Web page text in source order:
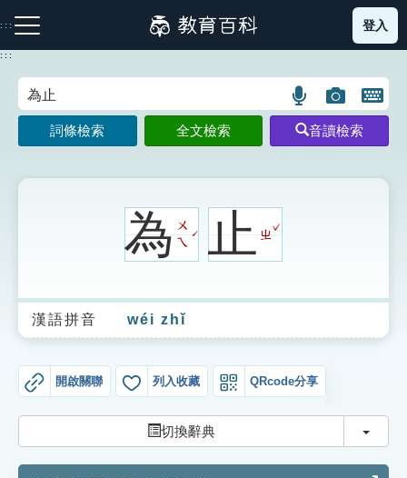
到
主
:::
注音索引圖示 筆畫索引圖示 部首索引表圖示
生字詞彙表
成語故事
索引選單
登入
:::
語
言
搜
圖
片
搜
開
鍵
圖
詞條檢索 全文檢索 音讀檢索
為ㄨ
ㄟ
ˊ 止ㄓ
ˇ
漢語拼音 wéi zhǐ
開啟關聯 列入收藏 QRcode分享
切換辭典 切換